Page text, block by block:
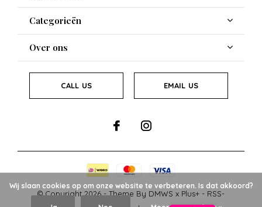
Categorieën
Over ons
CALL US EMAIL US
© Copyright2026- Theme By DMWS x Plus+ - RSS-
Wij slaan cookies op om onze website te verbeteren. Is dat akkoord?